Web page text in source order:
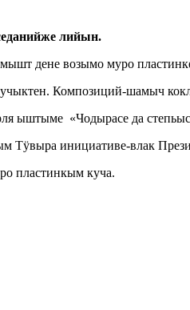
лийын.
дене возымо муро
Композиций-шамыч
«Чодырасе да
Тӱвыра инициативе-влак
пластинкым куча.